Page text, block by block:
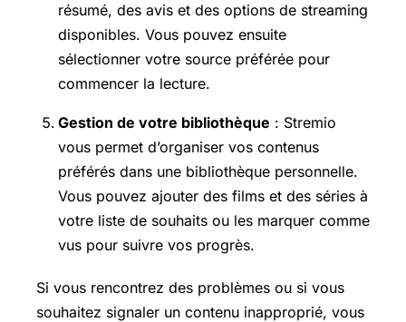
résumé, des avis et des options de streaming
disponibles. Vous pouvez ensuite
sélectionner votre source préférée pour
commencer la lecture.
Gestion de votre bibliothèque : Stremio
vous permet d’organiser vos contenus
préférés dans une bibliothèque personnelle.
Vous pouvez ajouter des films et des séries à
votre liste de souhaits ou les marquer comme
vus pour suivre vos progrès.
Si vous rencontrez des problèmes ou si vous
souhaitez signaler un contenu inapproprié, vous